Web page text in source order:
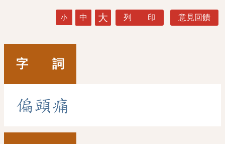
小 中 大 列 印 意見回饋
字 詞
偏頭痛